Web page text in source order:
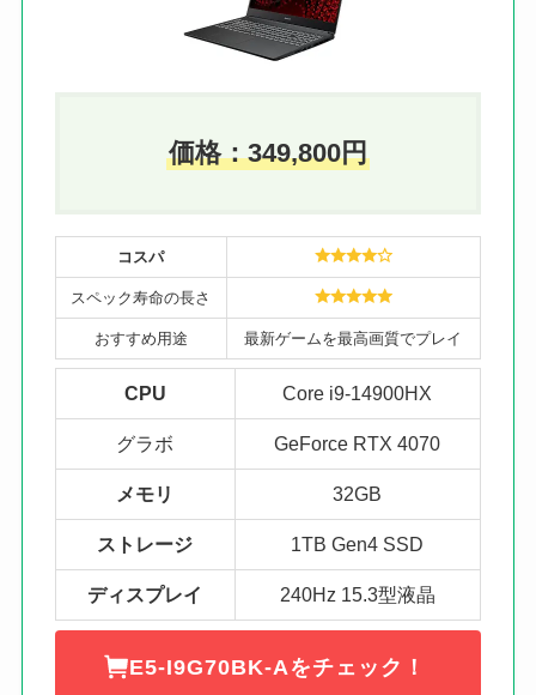
価格：349,800円
コスパ
スペック寿命の長さ
おすすめ用途 最新ゲームを最高画質でプレイ
CPU Core i9-14900HX
グラボ GeForce RTX 4070
メモリ 32GB
ストレージ 1TB Gen4 SSD
ディスプレイ 240Hz 15.3型液晶
E5-I9G70BK-Aをチェック！